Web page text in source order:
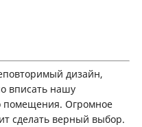
дизайн,
вписать нашу
помещения. Огромное
сделать верный выбор.